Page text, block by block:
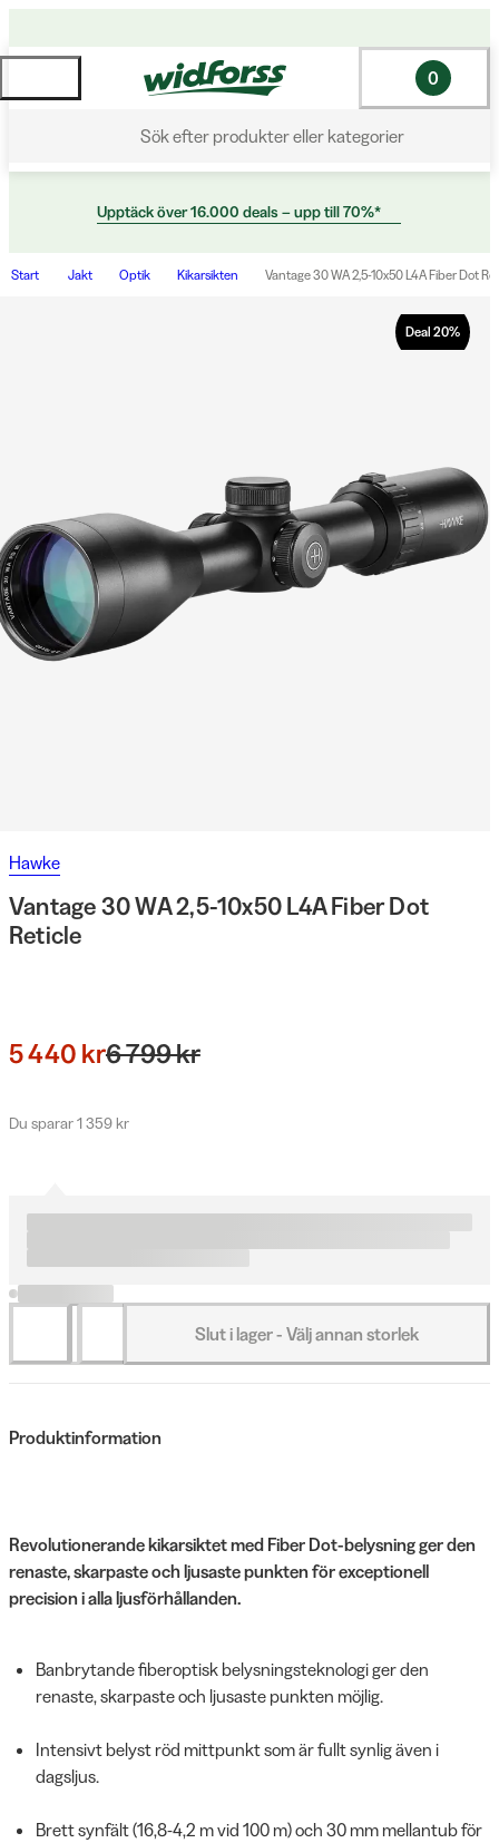
Sök efter produkter eller kategorier
0
Upptäck över 16.000 deals – upp till 70%*
Start Jakt Optik Kikarsikten Vantage 30 WA 2,5-10x50 L4A Fiber Dot
Deal 20%
Hawke
Vantage 30 WA 2,5-10x50 L4A Fiber Dot
Reticle
5 440 kr6 799 kr
Du sparar 1 359 kr
Slut i lager - Välj annan storlek
Produktinformation
Revolutionerande kikarsiktet med Fiber Dot-belysning ger den
renaste, skarpaste och ljusaste punkten för exceptionell
precision i alla ljusförhållanden.
Banbrytande fiberoptisk belysningsteknologi ger den
renaste, skarpaste och ljusaste punkten möjlig.
Intensivt belyst röd mittpunkt som är fullt synlig även i
dagsljus.
Brett synfält (16,8-4,2 m vid 100 m) och 30 mm mellantub för